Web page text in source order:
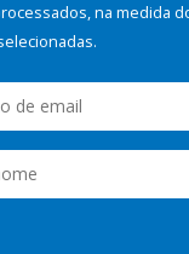
na medida